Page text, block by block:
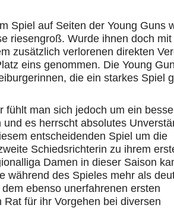
Spiel auf Seiten der Young Guns
riesengroß. Wurde ihnen doch
zusätzlich verlorenen direkten
eins genommen. Die Young
die ein starkes Spiel
fühlt man sich jedoch um ein
und es herrscht absolutes
entscheidenden Spiel um die
Schiedsrichterin zu ihrem
Damen in dieser Saison
während des Spieles mehr als
ebenso unerfahrenen ersten
Rat für ihr Vorgehen bei diversen